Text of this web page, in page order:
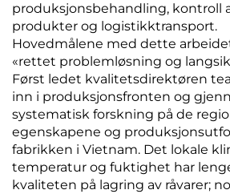
produksjonsbehandling, kontroll
produkter og logistikktransport.
Hovedmålene med dette
«rettet problemløsning og
Først ledet kvalitetsdirektøren
inn i produksjonsfronten og
systematisk forskning på de
egenskapene og
fabrikken i Vietnam. Det lokale
temperatur og fuktighet har
kvaliteten på lagring av råvarer;